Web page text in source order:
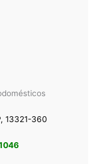
13321-360